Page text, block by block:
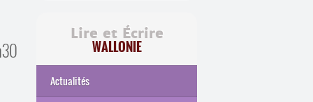
Lire et Écrire
WALLONIE
Actualités